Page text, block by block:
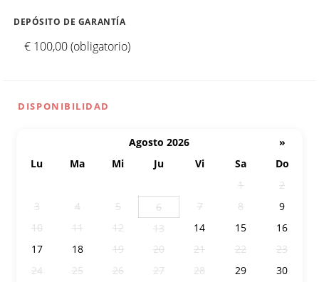
DEPÓSITO DE GARANTÍA
€ 100,00 (obligatorio)
DISPONIBILIDAD
Agosto 2026
»
Lu
Ma Mi Ju Vi Sa
Do
1
2
3
4 5 6 7 8
9
10
11 12 13 14 15
16
17
18 19 20 21 22
23
24
25 26 27 28 29
30